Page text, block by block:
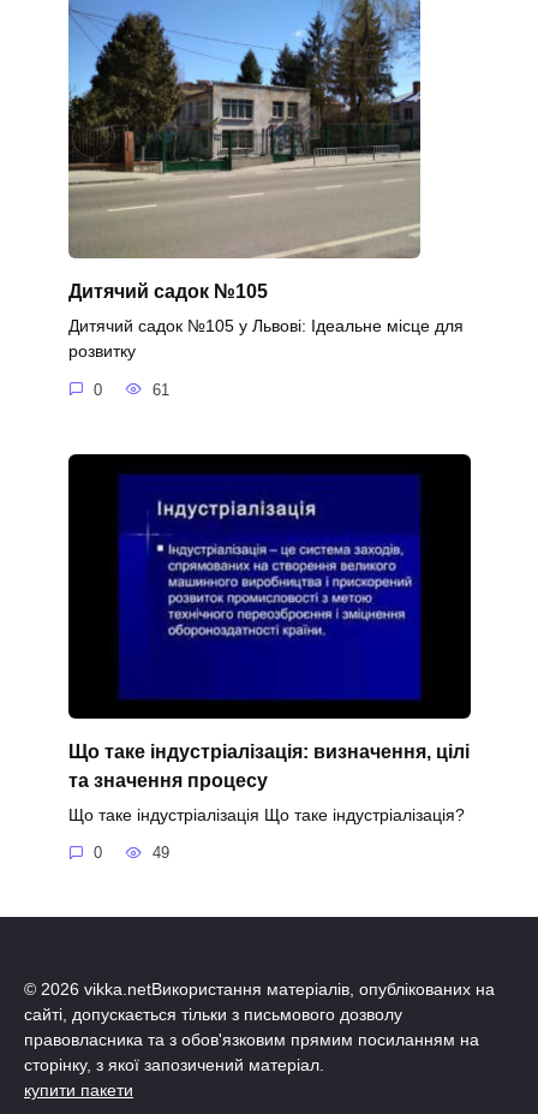
Дитячий садок №105
Дитячий садок №105 у Львові: Ідеальне місце для
розвитку
0 61
Що таке індустріалізація: визначення, цілі
та значення процесу
Що таке індустріалізація Що таке індустріалізація?
0 49
© 2026 vikka.netВикористання матеріалів, опублікованих на
сайті, допускається тільки з письмового дозволу
правовласника та з обов'язковим прямим посиланням на
сторінку, з якої запозичений матеріал.
купити пакети